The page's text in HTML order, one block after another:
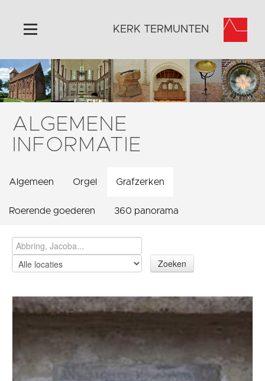
Home
Algemeen
Historie
Omgeving
Activiteiten
Contact
KERK TERMUNTEN
ALGEMENE
INFORMATIE
Algemeen Orgel Grafzerken
Roerende goederen 360 panorama
Zoeken